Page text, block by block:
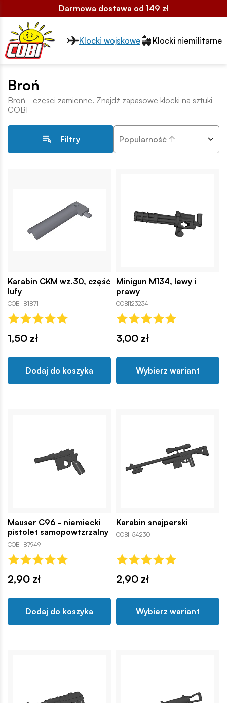
Darmowa dostawa od 149 zł
Przełącznik segmentów2
Klocki wojskowe Klocki niemilitarne
Broń
Broń - części zamienne. Znajdź zapasowe klocki na sztuki
COBI
Filtry Popularność ↑
Karabin CKM wz.30, część
lufy
COBI-81871
1,50 zł
Dodaj do koszyka
Minigun M134, lewy i
prawy
COBI123234
3,00 zł
Wybierz wariant
Mauser C96 - niemiecki
pistolet samopowtzrzalny
COBI-87949
2,90 zł
Dodaj do koszyka
Karabin snajperski
COBI-54230
2,90 zł
Wybierz wariant